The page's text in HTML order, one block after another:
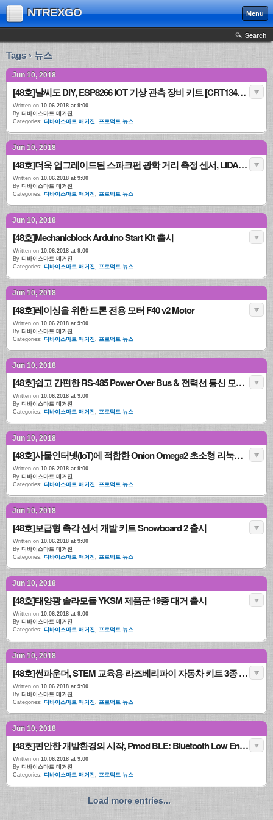
NTREXGO Menu
Search
Tags › 뉴스
Jun 10, 2018
[48호]날씨도 DIY, ESP8266 IOT 기상 관측 장비 키트 [CRT13450K]
Written on 10.06.2018 at 9:00
By 디바이스마트 매거진
Categories: 디바이스마트 매거진, 프로덕트 뉴스
Jun 10, 2018
[48호]더욱 업그레이드된 스파크펀 광학 거리 측정 센서, LIDAR-Lite v3HP [SEN-14599]
Written on 10.06.2018 at 9:00
By 디바이스마트 매거진
Categories: 디바이스마트 매거진, 프로덕트 뉴스
Jun 10, 2018
[48호]Mechanicblock Arduino Start Kit 출시
Written on 10.06.2018 at 9:00
By 디바이스마트 매거진
Categories: 디바이스마트 매거진, 프로덕트 뉴스
Jun 10, 2018
[48호]레이싱을 위한 드론 전용 모터 F40 v2 Motor
Written on 10.06.2018 at 9:00
By 디바이스마트 매거진
Categories: 디바이스마트 매거진, 프로덕트 뉴스
Jun 10, 2018
[48호]쉽고 간편한 RS-485 Power Over Bus & 전력선 통신 모듈 출시
Written on 10.06.2018 at 9:00
By 디바이스마트 매거진
Categories: 디바이스마트 매거진, 프로덕트 뉴스
Jun 10, 2018
[48호]사물인터넷(IoT)에 적합한 Onion Omega2 초소형 리눅스 개발보드
Written on 10.06.2018 at 9:00
By 디바이스마트 매거진
Categories: 디바이스마트 매거진, 프로덕트 뉴스
Jun 10, 2018
[48호]보급형 촉각 센서 개발 키트 Snowboard 2 출시
Written on 10.06.2018 at 9:00
By 디바이스마트 매거진
Categories: 디바이스마트 매거진, 프로덕트 뉴스
Jun 10, 2018
[48호]태양광 솔라모듈 YKSM 제품군 19종 대거 출시
Written on 10.06.2018 at 9:00
By 디바이스마트 매거진
Categories: 디바이스마트 매거진, 프로덕트 뉴스
Jun 10, 2018
[48호]썬파운더, STEM 교육용 라즈베리파이 자동차 키트 3종 출시
Written on 10.06.2018 at 9:00
By 디바이스마트 매거진
Categories: 디바이스마트 매거진, 프로덕트 뉴스
Jun 10, 2018
[48호]편안한 개발환경의 시작, Pmod BLE: Bluetooth Low Energy Interface
Written on 10.06.2018 at 9:00
By 디바이스마트 매거진
Categories: 디바이스마트 매거진, 프로덕트 뉴스
Load more entries...